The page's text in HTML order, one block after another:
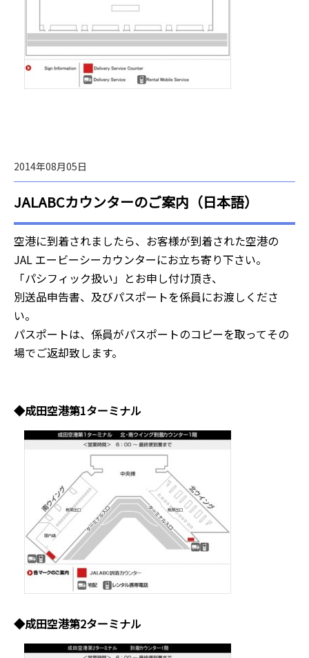
2014年08月05日
JALABCカウンターのご案内（日本語）
空港に到着されましたら、お客様が到着された空港の
JAL エービーシーカウンターにお立ち寄り下さい。
「パシフィック扱い」とお申し付け頂き、
別送品申告書、及びパスポートを係員にお渡しくださ
い。
パスポートは、係員がパスポートのコピーを取ってその
場でご返却致します。
◆成田空港第1ターミナル
◆成田空港第2ターミナル